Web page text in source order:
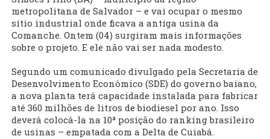
metropolitana de Salvador – e vai ocupar o mesmo
sítio industrial onde ficava a antiga usina da
Comanche. Ontem (04) surgiram mais informações
sobre o projeto. E ele não vai ser nada modesto.
Segundo um comunicado divulgado pela Secretaria de
Desenvolvimento Econômico (SDE) do governo baiano,
a nova planta terá capacidade instalada para fabricar
até 360 milhões de litros de biodiesel por ano. Isso
deverá colocá-la na 10ª posição do ranking brasileiro
de usinas – empatada com a Delta de Cuiabá.